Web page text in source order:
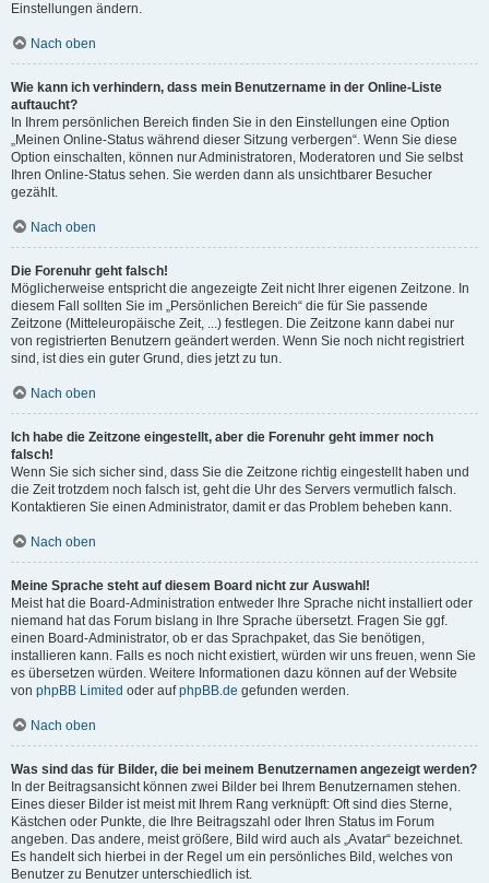
Einstellungen ändern.
Nach oben
Wie kann ich verhindern, dass mein Benutzername in der Online-Liste
auftaucht?
In Ihrem persönlichen Bereich finden Sie in den Einstellungen eine Option
„Meinen Online-Status während dieser Sitzung verbergen“. Wenn Sie diese
Option einschalten, können nur Administratoren, Moderatoren und Sie selbst
Ihren Online-Status sehen. Sie werden dann als unsichtbarer Besucher
gezählt.
Nach oben
Die Forenuhr geht falsch!
Möglicherweise entspricht die angezeigte Zeit nicht Ihrer eigenen Zeitzone. In
diesem Fall sollten Sie im „Persönlichen Bereich“ die für Sie passende
Zeitzone (Mitteleuropäische Zeit, ...) festlegen. Die Zeitzone kann dabei nur
von registrierten Benutzern geändert werden. Wenn Sie noch nicht registriert
sind, ist dies ein guter Grund, dies jetzt zu tun.
Nach oben
Ich habe die Zeitzone eingestellt, aber die Forenuhr geht immer noch
falsch!
Wenn Sie sich sicher sind, dass Sie die Zeitzone richtig eingestellt haben und
die Zeit trotzdem noch falsch ist, geht die Uhr des Servers vermutlich falsch.
Kontaktieren Sie einen Administrator, damit er das Problem beheben kann.
Nach oben
Meine Sprache steht auf diesem Board nicht zur Auswahl!
Meist hat die Board-Administration entweder Ihre Sprache nicht installiert oder
niemand hat das Forum bislang in Ihre Sprache übersetzt. Fragen Sie ggf.
einen Board-Administrator, ob er das Sprachpaket, das Sie benötigen,
installieren kann. Falls es noch nicht existiert, würden wir uns freuen, wenn Sie
es übersetzen würden. Weitere Informationen dazu können auf der Website
von phpBB Limited oder aufphpBB.de gefunden werden.
Nach oben
Was sind das für Bilder, die bei meinem Benutzernamen angezeigt werden?
In der Beitragsansicht können zwei Bilder bei Ihrem Benutzernamen stehen.
Eines dieser Bilder ist meist mit Ihrem Rang verknüpft: Oft sind dies Sterne,
Kästchen oder Punkte, die Ihre Beitragszahl oder Ihren Status im Forum
angeben. Das andere, meist größere, Bild wird auch als „Avatar“ bezeichnet.
Es handelt sich hierbei in der Regel um ein persönliches Bild, welches von
Benutzer zu Benutzer unterschiedlich ist.